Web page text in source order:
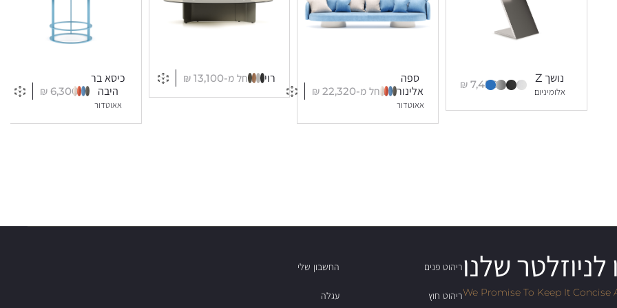
נושך Z
אלומיניום
7,450
₪
ספה
אלינור
אאוטדור
החל מ-22,320
₪
רוי החל מ-13,100
₪
כיסא בר
היבה
אאוטדור
6,300
₪
שלנו
We Promise To Keep It Concise
ריהוט פנים
ריהוט חוץ
החשבון שלי
עגלה